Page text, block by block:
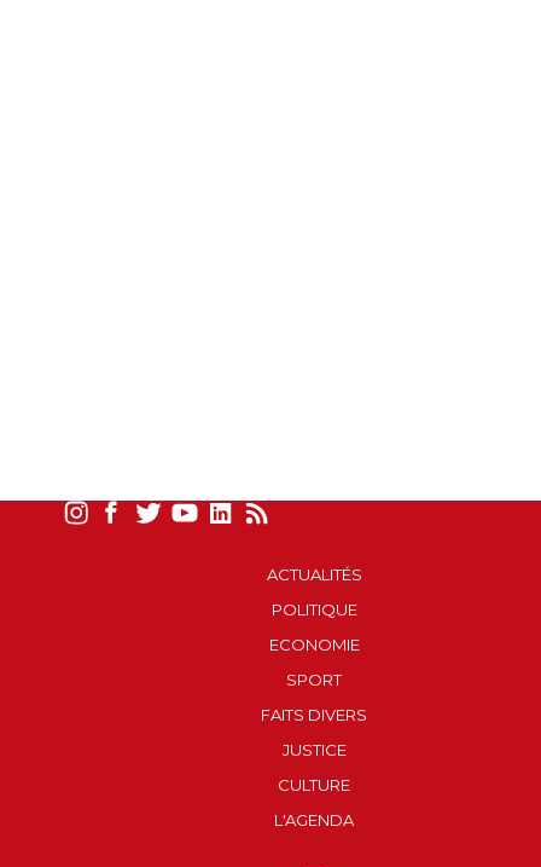
ACTUALITÉS
POLITIQUE
ECONOMIE
SPORT
FAITS DIVERS
JUSTICE
CULTURE
L'AGENDA